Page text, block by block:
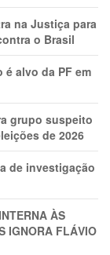
na Justiça para
o Brasil
alvo da PF em
grupo suspeito
de 2026
de investigação
ÀS
IGNORA FLÁVIO